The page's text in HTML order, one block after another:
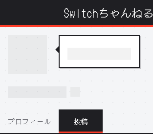
Switchちゃんねる
プロフィール 投稿